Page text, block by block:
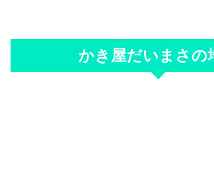
かき屋だいまさの